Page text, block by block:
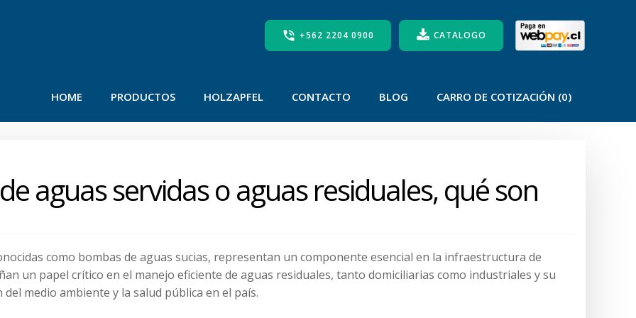
+562 2204 0900 CATALOGO
HOME PRODUCTOS HOLZAPFEL CONTACTO BLOG CARRO DE COTIZACIÓN (0)
aguas servidas o aguas residuales, qué son
como bombas de aguas sucias, representan un componente esencial en la infraestructura de
un papel crítico en el manejo eficiente de aguas residuales, tanto domiciliarias como industriales y su
medio ambiente y la salud pública en el país.